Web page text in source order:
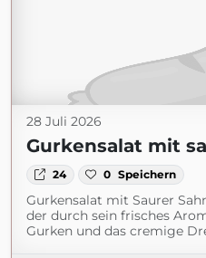
28 Juli 2026
Gurkensalat mit
24 0 Speichern
Gurkensalat mit Saurer
der durch sein frisches
Gurken und das cremige